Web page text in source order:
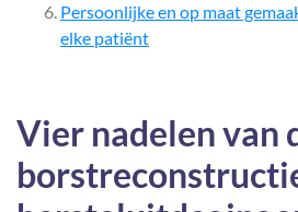
Persoonlijke en op maat
elke patiënt
Vier nadelen van